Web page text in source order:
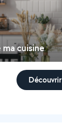
ma cuisine
Découvrir